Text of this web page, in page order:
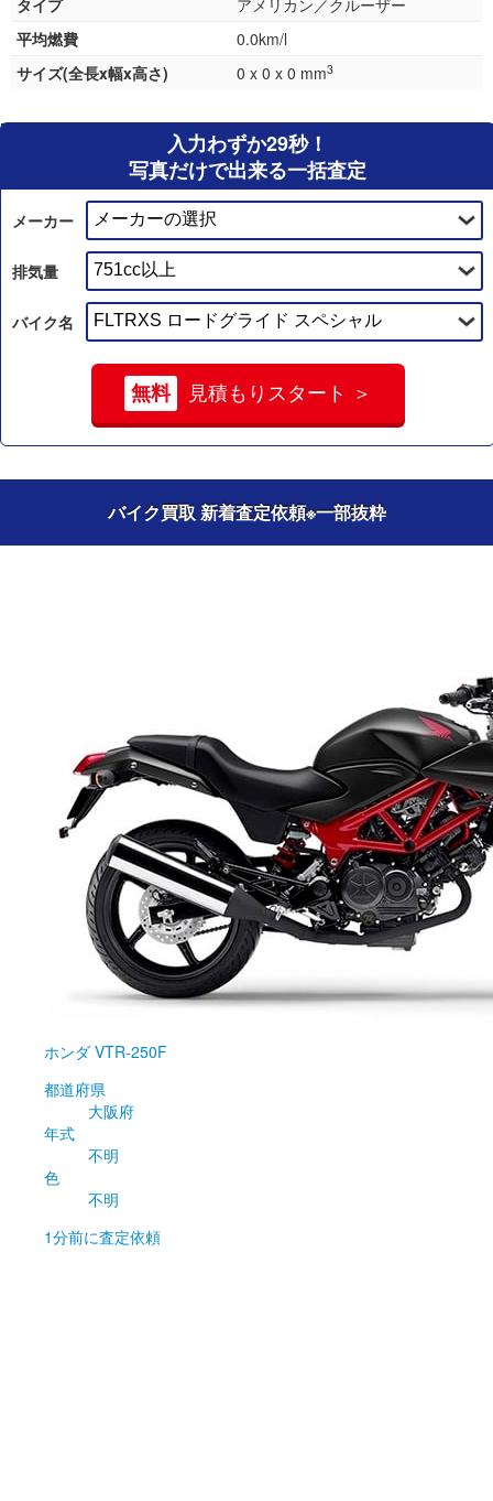
平均燃費
0.0km/l
サイズ(全長x幅x高さ)
0 x 0 x 0 mm3
入力わずか29秒！
写真だけで出来る一括査定
メーカー
排気量
バイク名
無料 見積もりスタート ＞
バイク買取 新着査定依頼※一部抜粋
ホンダ VTR-250F
都道府県
大阪府
年式
不明
色
不明
1分前に査定依頼